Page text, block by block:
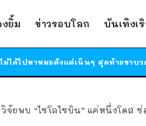
งยิ้ม ข่าวรอบโลก บันเทิงเ
วิจัยพบ “ไซโลไซบิน” แค่หนึ่งโดส ซ่